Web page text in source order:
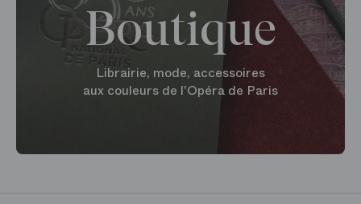
Boutique
Librairie, mode, accessoires
aux couleurs de l'Opéra de Paris